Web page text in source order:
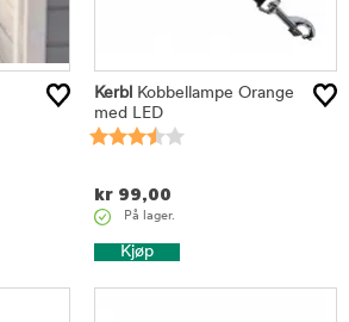
Kerbl Kobbellampe Orange
med LED
kr 99,00
På lager.
Kjøp